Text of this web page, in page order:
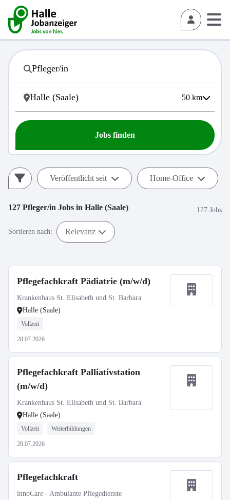
50 km
Jobs finden
Veröffentlicht seit Home-Office
127 Pfleger/in Jobs in Halle (Saale) 127 Jobs
Sortieren nach: Relevanz
Pflegefachkraft Pädiatrie (m/w/d)
Krankenhaus St. Elisabeth und St. Barbara
Halle (Saale)
Vollzeit
28.07.2026
Pflegefachkraft Palliativstation
(m/w/d)
Krankenhaus St. Elisabeth und St. Barbara
Halle (Saale)
Vollzeit Weiterbildungen
28.07.2026
Pflegefachkraft
innoCare - Ambulante Pflegedienste